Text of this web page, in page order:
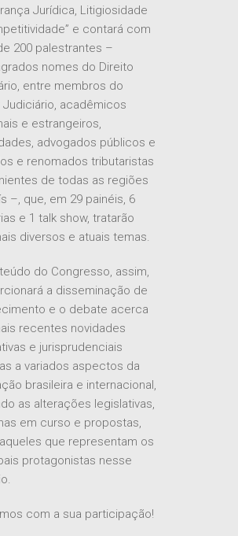
Jurídica, Litigiosidade
e contará com
200 palestrantes –
nomes do Direito
entre membros do
Judiciário, acadêmicos
e estrangeiros,
advogados públicos e
e renomados tributaristas
de todas as regiões
–, que, em 29 painéis, 6
e 1 talk show, tratarão
diversos e atuais temas.
do Congresso, assim,
a disseminação de
e o debate acerca
recentes novidades
e jurisprudenciais
a variados aspectos da
brasileira e internacional,
as alterações legislativas,
em curso e propostas,
que representam os
protagonistas nesse
com a sua participação!